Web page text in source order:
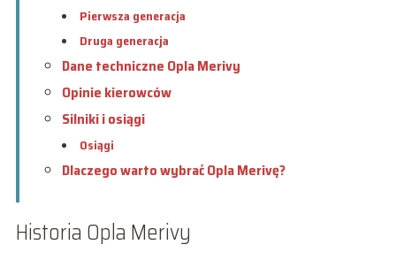
Pierwsza generacja
Druga generacja
Dane techniczne Opla Merivy
Opinie kierowców
Silniki i osiągi
Osiągi
Dlaczego warto wybrać Opla Merivę?
Historia Opla Merivy